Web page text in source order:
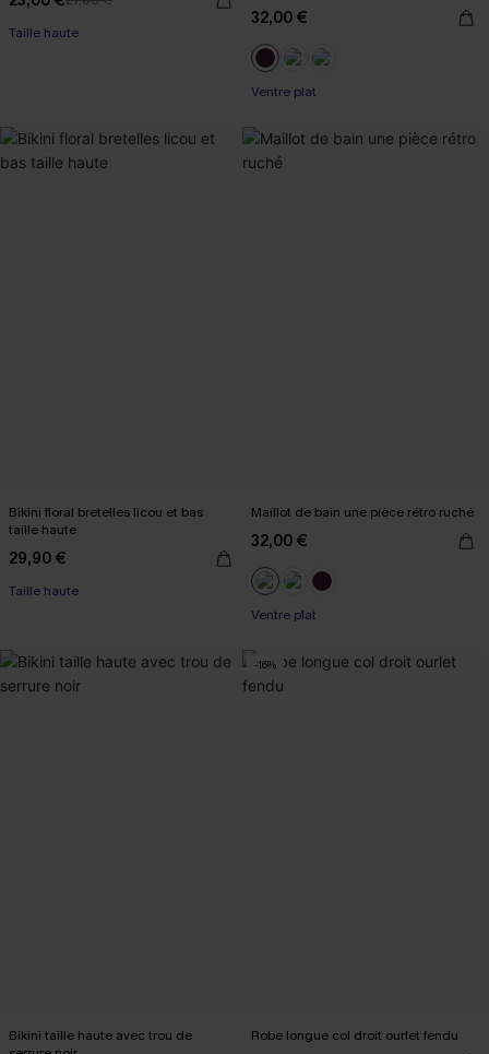
Taille haute
32,00 €
Ventre plat
Bikini floral bretelles licou et bas
taille haute
29,90 €
Taille haute
Maillot de bain une pièce rétro ruché
32,00 €
Ventre plat
Bikini taille haute avec trou de
-16%
Robe longue col droit ourlet fendu